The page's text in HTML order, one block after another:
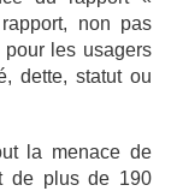
non pas
les usagers
dette, statut ou
la menace de
de plus de 190